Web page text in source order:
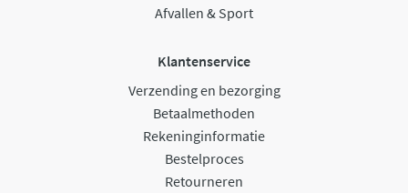
Afvallen & Sport
Klantenservice
Verzending en bezorging
Betaalmethoden
Rekeninginformatie
Bestelproces
Retourneren